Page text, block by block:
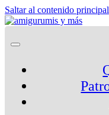
Saltar al contenido principal